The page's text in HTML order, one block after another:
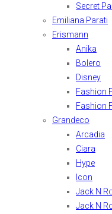
Secret
Emiliana Parati
Erismann
Anika
Bolero
Disney
Fashion
Fashion
Grandeco
Arcadia
Ciara
Hype
Icon
Jack N
Jack N